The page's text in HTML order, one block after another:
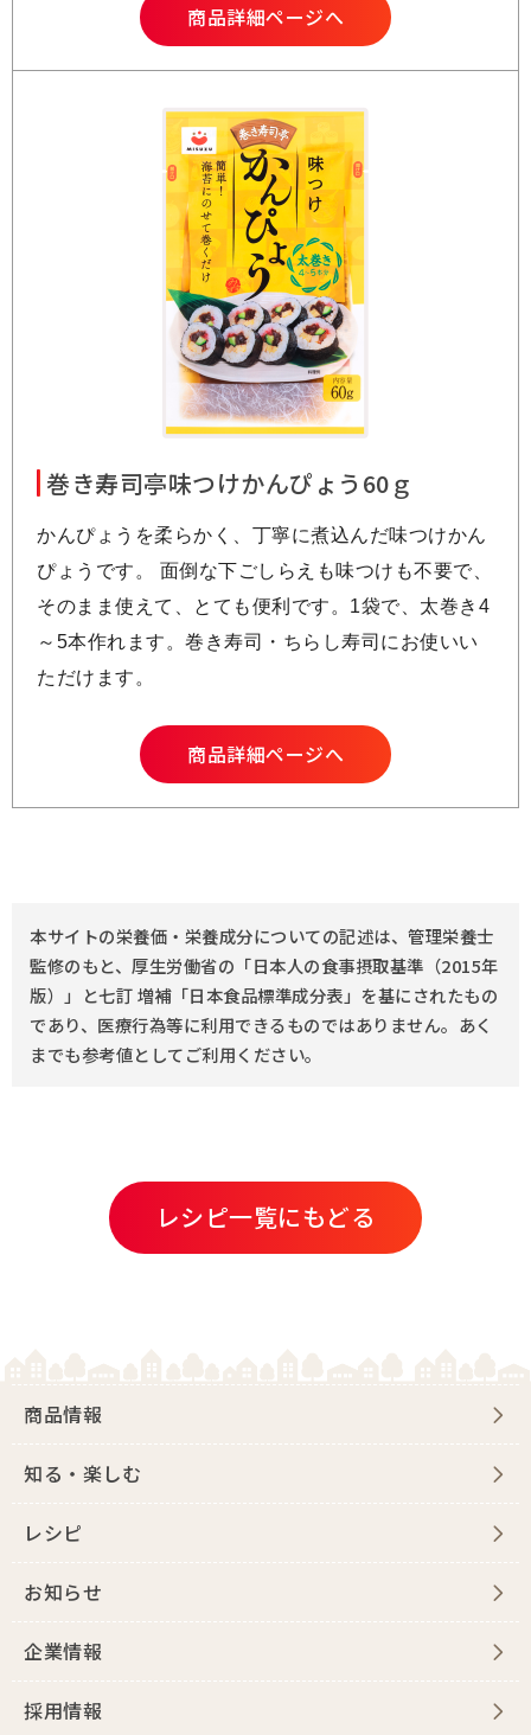
商品詳細ページへ
巻き寿司亭味つけかんぴょう60ｇ
かんぴょうを柔らかく、丁寧に煮込んだ味つけかん
ぴょうです。 面倒な下ごしらえも味つけも不要で、
そのまま使えて、とても便利です。1袋で、太巻き4
～5本作れます。巻き寿司・ちらし寿司にお使いい
ただけます。
商品詳細ページへ
本サイトの栄養価・栄養成分についての記述は、管理栄養士
監修のもと、厚生労働省の「日本人の食事摂取基準（2015年
版）」と七訂 増補「日本食品標準成分表」を基にされたもの
であり、医療行為等に利用できるものではありません。あく
までも参考値としてご利用ください。
レシピ一覧にもどる
商品情報
知る・楽しむ
レシピ
お知らせ
企業情報
採用情報